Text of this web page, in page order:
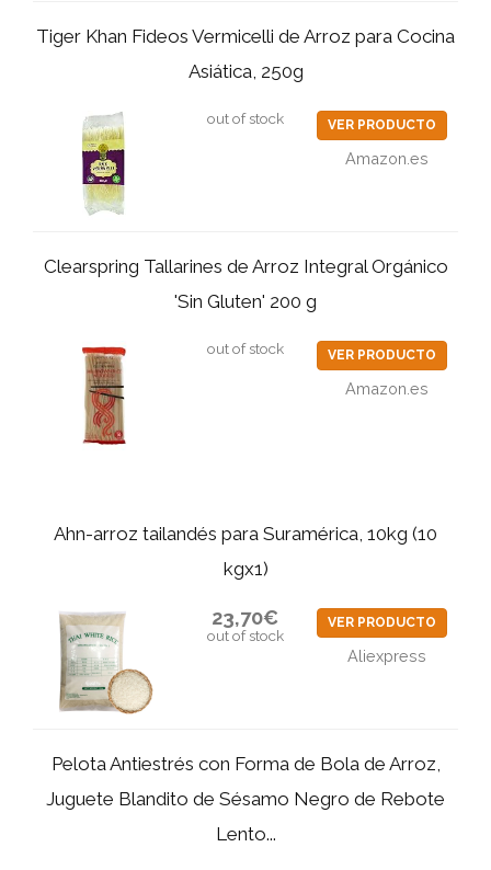
Tiger Khan Fideos Vermicelli de Arroz para Cocina
Asiática, 250g
out of stock VER PRODUCTO
Amazon.es
Clearspring Tallarines de Arroz Integral Orgánico
'Sin Gluten' 200 g
out of stock VER PRODUCTO
Amazon.es
Ahn-arroz tailandés para Suramérica, 10kg (10
kgx1)
23,70€
out of stock
VER PRODUCTO
Aliexpress
Pelota Antiestrés con Forma de Bola de Arroz,
Juguete Blandito de Sésamo Negro de Rebote
Lento...